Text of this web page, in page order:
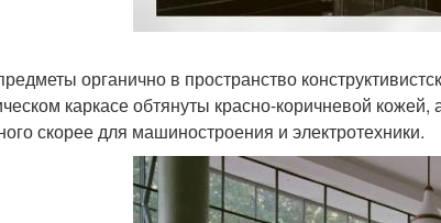
органично в пространство
каркасе обтянуты красно-коричневой
скорее для машиностроения и электротехники.